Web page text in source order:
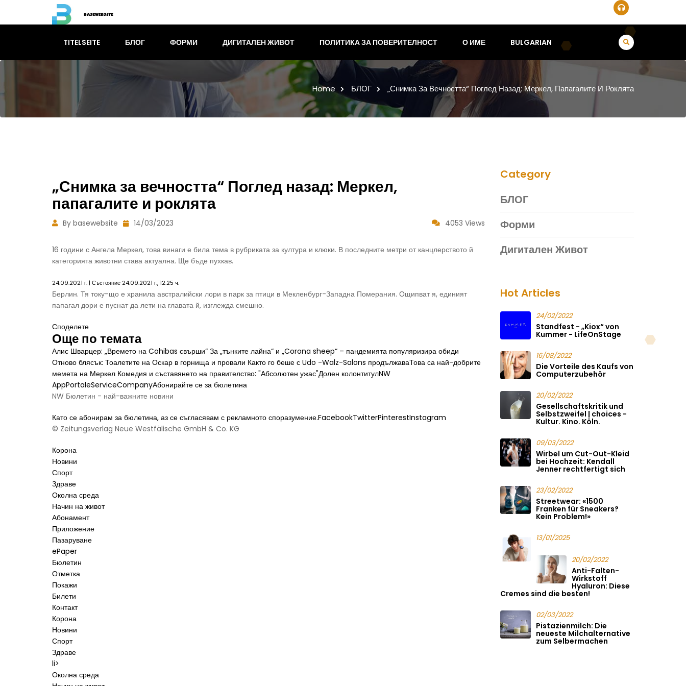
TITELSEITE БЛОГ ФОРМИ ДИГИТАЛЕН ЖИВОТ ПОЛИТИКА ЗА ПОВЕРИТЕЛНОСТ О ИМЕ BULGARIAN
Home БЛОГ „Снимка За Вечността“ Поглед Назад: Меркел, Папагалите И Роклята
„Снимка за вечността“ Поглед назад: Меркел,
папагалите и роклята
By basewebsite 14/03/2023 4053 Views
16 години с Ангела Меркел, това винаги е била тема в рубриката за култура и клюки. В последните метри от канцлерството й
категорията животни става актуална. Ще бъде пухкав.
24.09.2021 г. | Състояние 24.09.2021 г., 12:25 ч.
Берлин. Тя току-що е хранила австралийски лори в парк за птици в Мекленбург-Западна Померания. Ощипват я, единият
папагал дори е пуснат да лети на главата й, изглежда смешно.
Споделете
Още по темата
Алис Шварцер: „Времето на Cohibas свърши“ За „тънките лайна“ и „Corona sheep“ – пандемията популяризира обиди
Отново блясък: Тоалетите на Оскар в горнища и провали Както го беше с Udo -Walz-Salons продължаваТова са най-добрите
мемета на Меркел Комедия и съставянето на правителство: "Абсолютен ужас"Долен колонтитулNW
AppPortaleServiceCompanyАбонирайте се за бюлетина
NW Бюлетин - най-важните новини
Като се абонирам за бюлетина, аз се съгласявам с рекламното споразумение.FacebookTwitterPinterestInstagram
© Zeitungsverlag Neue Westfälische GmbH & Co. KG
Корона
Новини
Спорт
Здраве
Околна среда
Начин на живот
Абонамент
Приложение
Пазаруване
ePaper
Бюлетин
Отметка
Покажи
Билети
Контакт
Корона
Новини
Спорт
Здраве
li>
Околна среда
Category
БЛОГ
Форми
Дигитален Живот
Hot Articles
24/02/2022
Standfest - „Kiox“ von
Kummer - LifeOnStage
16/08/2022
Die Vorteile des Kaufs von
Computerzubehör
20/02/2022
Gesellschaftskritik und
Selbstzweifel | choices -
Kultur. Kino. Köln.
09/03/2022
Wirbel um Cut-Out-Kleid
bei Hochzeit: Kendall
Jenner rechtfertigt sich
23/02/2022
Streetwear: «1500
Franken für Sneakers?
Kein Problem!»
13/01/2025
20/02/2022
Anti-Falten-
Wirkstoff
Hyaluron: Diese
Cremes sind die besten!
02/03/2022
Pistazienmilch: Die
neueste Milchalternative
zum Selbermachen